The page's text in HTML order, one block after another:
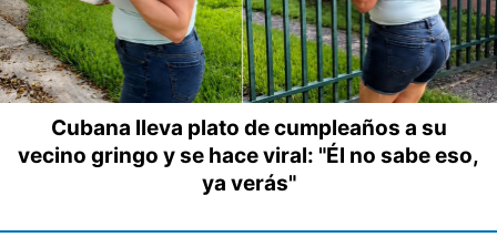
Cubana lleva plato de cumpleaños a su
vecino gringo y se hace viral: "Él no sabe eso,
ya verás"